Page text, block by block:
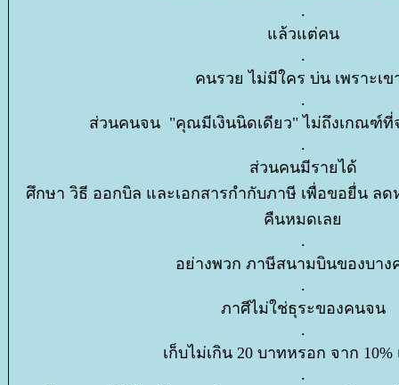
.
ล้วแต่คน
.
คนรวย ไม่มีใคร บ่น เพราะเข
.
ส่วนคนจน "คุณมีเงินนิดเดียว" ไม่ถึงเกณฑ์ที่
.
ส่วนคนมีรายได้
ศึกษา วิธี ออกบิล และเอกสารกำกับภาษี เพื่อขอยื่น ล
คืนหมดเล
.
อย่างพวก ภาษีสนามบินของบาง
.
ภาศีไม่ใช่ธุระของคนจน
.
เก็บไม่เกิน 20 บาทหรอก จาก 10%
.